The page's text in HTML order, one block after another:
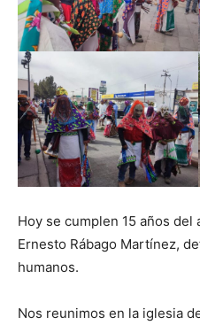
Hoy se cumplen 15 años
Ernesto Rábago Martínez,
humanos.
Nos reunimos en la iglesia